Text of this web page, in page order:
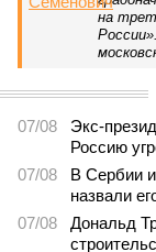
В нескольких
леса» пайщики
компании Capital
В нескольких
реальной